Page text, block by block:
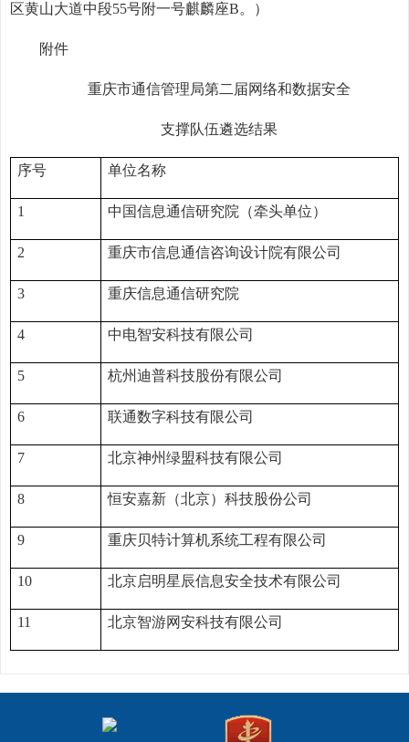
区黄山大道中段55号附一号麒麟座B。）
附件
重庆市通信管理局第二届网络和数据安全
支撑队伍遴选结果
序号 单位名称
1 中国信息通信研究院（牵头单位）
2 重庆市信息通信咨询设计院有限公司
3 重庆信息通信研究院
4 中电智安科技有限公司
5 杭州迪普科技股份有限公司
6 联通数字科技有限公司
7 北京神州绿盟科技有限公司
8 恒安嘉新（北京）科技股份公司
9 重庆贝特计算机系统工程有限公司
10 北京启明星辰信息安全技术有限公司
11 北京智游网安科技有限公司